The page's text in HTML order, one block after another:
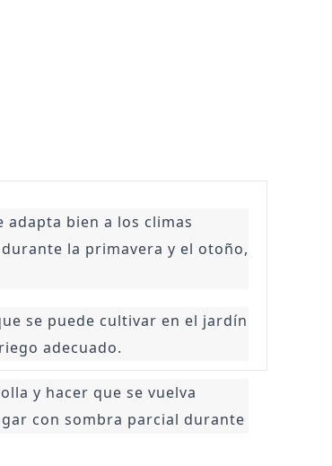
adapta bien a los climas
la primavera y el otoño,
se puede cultivar en el jardín
adecuado.
y hacer que se vuelva
con sombra parcial durante